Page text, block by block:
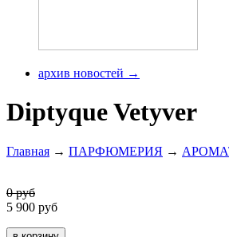
архив новостей →
Diptyque Vetyver
Главная → ПАРФЮМЕРИЯ →
0 руб
5 900 руб